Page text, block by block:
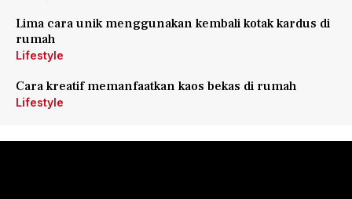
Lima cara unik menggunakan kembali kotak kardus di
rumah
Lifestyle
Cara kreatif memanfaatkan kaos bekas di rumah
Lifestyle